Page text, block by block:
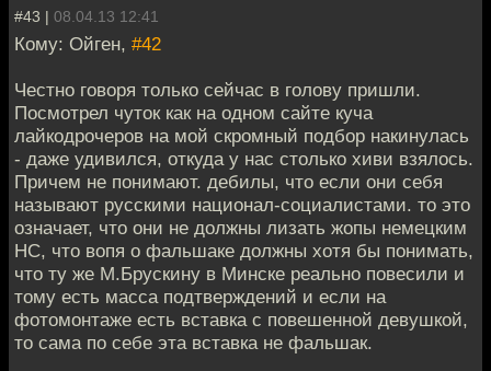
#43 | 08.04.13 12:41
Кому: Ойген, #42
Честно говоря только сейчас в голову пришли.
Посмотрел чуток как на одном сайте куча
лайкодрочеров на мой скромный подбор накинулась
- даже удивился, откуда у нас столько хиви взялось.
Причем не понимают. дебилы, что если они себя
называют русскими национал-социалистами. то это
означает, что они не должны лизать жопы немецким
НС, что вопя о фальшаке должны хотя бы понимать,
что ту же М.Брускину в Минске реально повесили и
тому есть масса подтверждений и если на
фотомонтаже есть вставка с повешенной девушкой,
то сама по себе эта вставка не фальшак.